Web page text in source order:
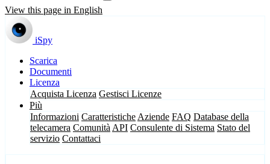
View this page in English
iSpy
Scarica
Documenti
Licenza
Acquista Licenza Gestisci Licenze
Più
Informazioni Caratteristiche Aziende FAQ Database della
telecamera Comunità API Consulente di Sistema Stato del
servizio Contattaci